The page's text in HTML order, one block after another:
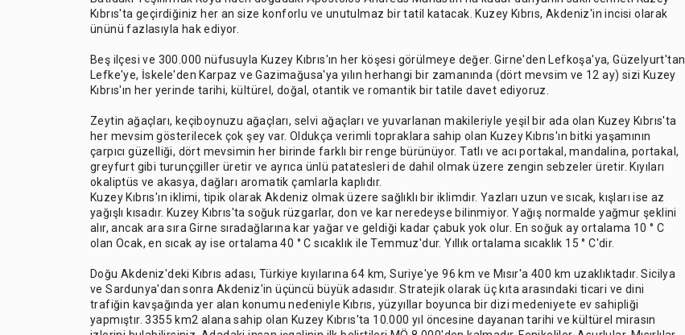
Kıbrıs'ta geçirdiğiniz her an size konforlu ve unutulmaz bir tatil katacak. Kuzey Kıbrıs, Akdeniz'in incisi olarak
ününü fazlasıyla hak ediyor.
Beş ilçesi ve 300.000 nüfusuyla Kuzey Kıbrıs'ın her köşesi görülmeye değer. Girne'den Lefkoşa'ya, Güzelyurt'tan
Lefke'ye, İskele'den Karpaz ve Gazimağusa'ya yılın herhangi bir zamanında (dört mevsim ve 12 ay) sizi Kuzey
Kıbrıs'ın her yerinde tarihi, kültürel, doğal, otantik ve romantik bir tatile davet ediyoruz.
Zeytin ağaçları, keçiboynuzu ağaçları, selvi ağaçları ve yuvarlanan makileriyle yeşil bir ada olan Kuzey Kıbrıs'ta
her mevsim gösterilecek çok şey var. Oldukça verimli topraklara sahip olan Kuzey Kıbrıs'ın bitki yaşamının
çarpıcı güzelliği, dört mevsimin her birinde farklı bir renge bürünüyor. Tatlı ve acı portakal, mandalina, portakal,
greyfurt gibi turunçgiller üretir ve ayrıca ünlü patatesleri de dahil olmak üzere zengin sebzeler üretir. Kıyıları
okaliptüs ve akasya, dağları aromatik çamlarla kaplıdır.
Kuzey Kıbrıs'ın iklimi, tipik olarak Akdeniz olmak üzere sağlıklı bir iklimdir. Yazları uzun ve sıcak, kışları ise az
yağışlı kısadır. Kuzey Kıbrıs'ta soğuk rüzgarlar, don ve kar neredeyse bilinmiyor. Yağış normalde yağmur şeklini
alır, ancak ara sıra Girne sıradağlarına kar yağar ve geldiği kadar çabuk yok olur. En soğuk ay ortalama 10 ° C
olan Ocak, en sıcak ay ise ortalama 40 ° C sıcaklık ile Temmuz'dur. Yıllık ortalama sıcaklık 15 ° C'dir.
Doğu Akdeniz'deki Kıbrıs adası, Türkiye kıyılarına 64 km, Suriye'ye 96 km ve Mısır'a 400 km uzaklıktadır. Sicilya
ve Sardunya'dan sonra Akdeniz'in üçüncü büyük adasıdır. Stratejik olarak üç kıta arasındaki ticari ve dini
trafiğin kavşağında yer alan konumu nedeniyle Kıbrıs, yüzyıllar boyunca bir dizi medeniyete ev sahipliği
yapmıştır. 3355 km2 alana sahip olan Kuzey Kıbrıs'ta 10.000 yıl öncesine dayanan tarihi ve kültürel mirasın